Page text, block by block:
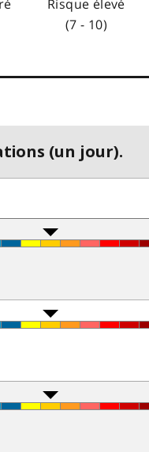
Risque élevé
(7 - 10)
(un jour).